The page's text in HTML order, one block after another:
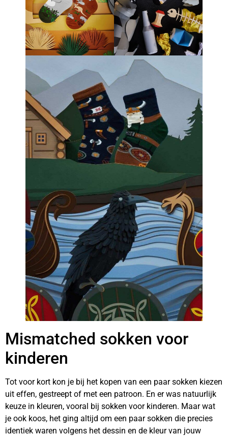
Mismatched sokken voor
kinderen
Tot voor kort kon je bij het kopen van een paar sokken kiezen
uit effen, gestreept of met een patroon. En er was natuurlijk
keuze in kleuren, vooral bij sokken voor kinderen. Maar wat
je ook koos, het ging altijd om een paar sokken die precies
identiek waren volgens het dessin en de kleur van jouw